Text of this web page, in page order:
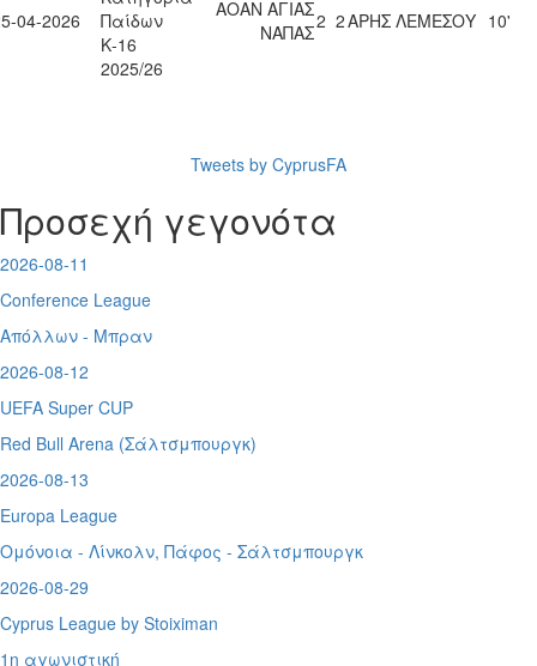
04-2026
Παίδων
Κ-16
2025/26
ΑΟΑΝ ΑΓΙΑΣ
ΝΑΠΑΣ2 2ΑΡΗΣ ΛΕΜΕΣΟΥ 10'
Tweets by CyprusFA
Προσεχή γεγονότα
2026-08-11
Conference League
Απόλλων - Μπραν
2026-08-12
UEFA Super CUP
Red Bull Arena (Σάλτσμπουργκ)
2026-08-13
Europa League
Ομόνοια - Λίνκολν, Πάφος - Σάλτσμπουργκ
2026-08-29
Cyprus League by Stoiximan
1η αγωνιστική